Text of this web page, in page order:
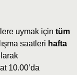
uymak için tüm
saatleri hafta
10.00’da